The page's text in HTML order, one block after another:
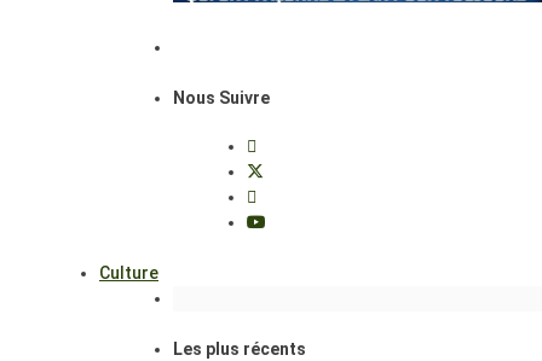
Nous Suivre
Culture
Les plus récents